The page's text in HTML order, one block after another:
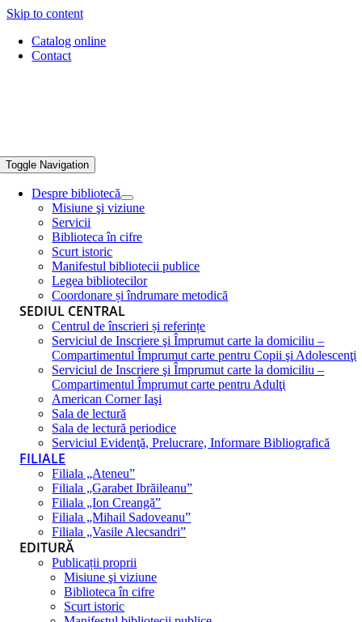
Skip to content
Catalog online
Contact
Toggle Navigation
Despre bibliotecă
Misiune şi viziune
Servicii
Biblioteca în cifre
Scurt istoric
Manifestul bibliotecii publice
Legea bibliotecilor
Coordonare și îndrumare metodică
SEDIUL CENTRAL
Centrul de înscrieri și referințe
Serviciul de Inscriere şi Împrumut carte la domiciliu –
Compartimentul Împrumut carte pentru Copii şi Adolescenţi
Serviciul de Inscriere şi Împrumut carte la domiciliu –
Compartimentul Împrumut carte pentru Adulţi
American Corner Iaşi
Sala de lectură
Sala de lectură periodice
Serviciul Evidenţă, Prelucrare, Informare Bibliografică
FILIALE
Filiala „Ateneu”
Filiala „Garabet Ibrăileanu”
Filiala „Ion Creangă”
Filiala „Mihail Sadoveanu”
Filiala „Vasile Alecsandri”
EDITURĂ
Publicații proprii
Misiune şi viziune
Biblioteca în cifre
Scurt istoric